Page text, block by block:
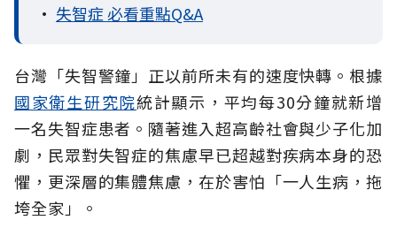
• 失智症 必看重點Q&A
台灣「失智警鐘」正以前所未有的速度快轉。根據
國家衛生研究院統計顯示，平均每30分鐘就新增
一名失智症患者。隨著進入超高齡社會與少子化加
劇，民眾對失智症的焦慮早已超越對疾病本身的恐
懼，更深層的集體焦慮，在於害怕「一人生病，拖
垮全家」。